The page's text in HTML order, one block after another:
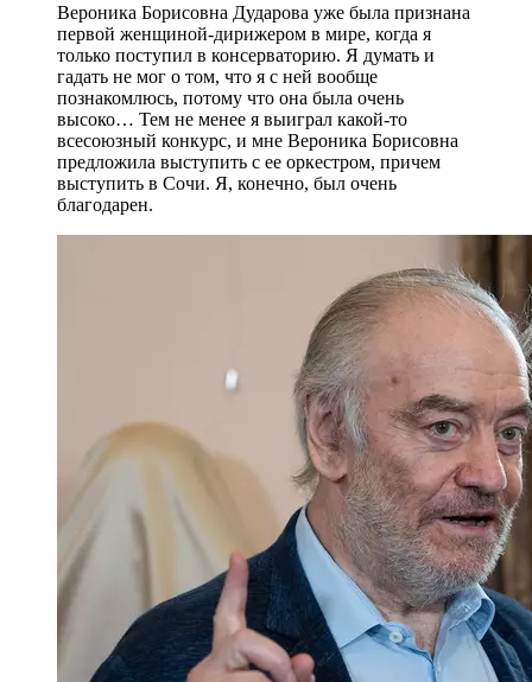
Вероника Борисовна Дударова уже была признана
первой женщиной-дирижером в мире, когда я
только поступил в консерваторию. Я думать и
гадать не мог о том, что я с ней вообще
познакомлюсь, потому что она была очень
высоко… Тем не менее я выиграл какой-то
всесоюзный конкурс, и мне Вероника Борисовна
предложила выступить с ее оркестром, причем
выступить в Сочи. Я, конечно, был очень
благодарен.